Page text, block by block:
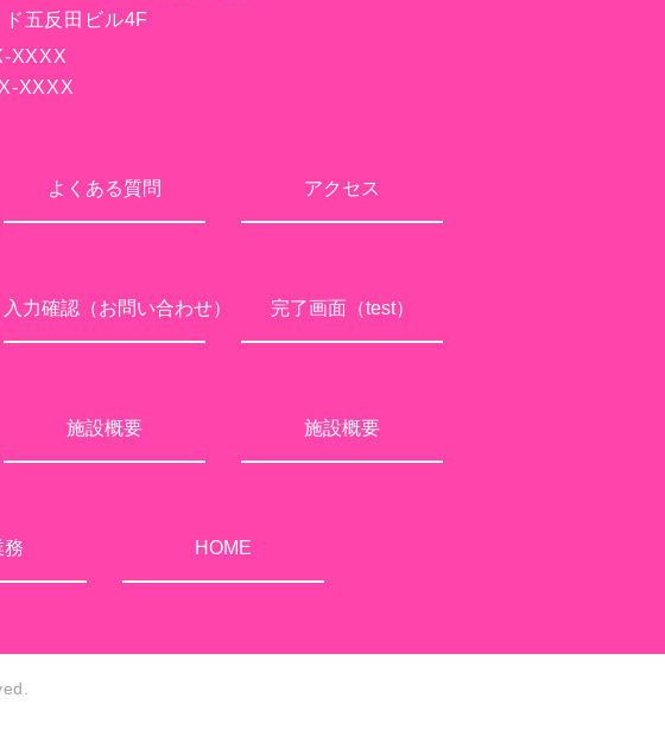
五反田ビル4F
XXXX
XXXX
よくある質問 アクセス
入力確認（お問い合わせ） 完了画面（test）
施設概要 施設概要
務 HOME